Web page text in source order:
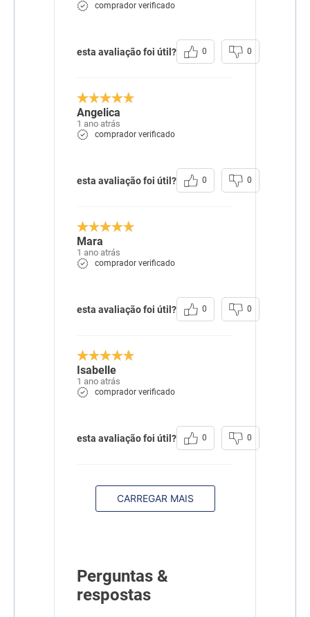
comprador verificado
esta avaliação foi útil? 0 0
Angelica
1 ano atrás
comprador verificado
esta avaliação foi útil? 0 0
Mara
1 ano atrás
comprador verificado
esta avaliação foi útil? 0 0
Isabelle
1 ano atrás
comprador verificado
esta avaliação foi útil? 0 0
CARREGAR MAIS
Perguntas &
respostas